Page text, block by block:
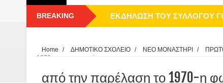
BREAKING ΠΑΡΕ΄ΛΑΣΗ 25ΗΣ 2025
Home / ΔΗΜΟΤΙΚΟ ΣΧΟΛΕΙΟ / ΝΕΟ ΜΟΝΑΣΤΗΡΙ /
1970-η φωτο της ημέρας
από την παρέλαση το 1970-η